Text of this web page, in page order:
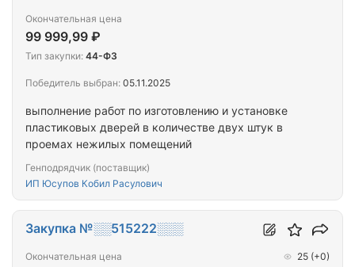
выполнение работ по изготовлению и установке
пластиковых дверей в количестве двух штук в
проемах нежилых помещений
Генподрядчик (поставщик)
ИП Юсупов Кобил Расулович
Окончательная цена
99 999,99 ₽
Тип закупки: 44-ФЗ
Победитель выбран: 05.11.2025
Закупка №░░515222░░░
Окончательная цена 25 (+0)